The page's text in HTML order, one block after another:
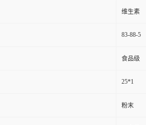
维生素
83-88-5
食品级
25*1
粉末